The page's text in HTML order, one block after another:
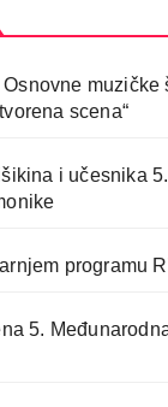
muzičke
scena“
i učesnika
programu
5.